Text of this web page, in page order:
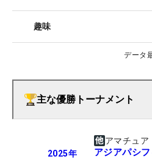
趣味
データ
主な優勝トーナメント
2025年
アマチュア
アジアパシ